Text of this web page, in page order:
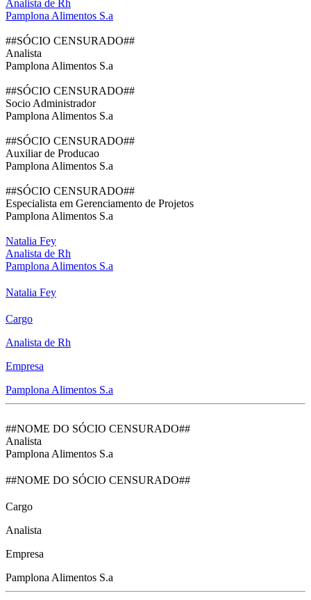
Analista de Rh
Pamplona Alimentos S.a
##SÓCIO CENSURADO##
Analista
Pamplona Alimentos S.a
##SÓCIO CENSURADO##
Socio Administrador
Pamplona Alimentos S.a
##SÓCIO CENSURADO##
Auxiliar de Producao
Pamplona Alimentos S.a
##SÓCIO CENSURADO##
Especialista em Gerenciamento de Projetos
Pamplona Alimentos S.a
Natalia Fey
Analista de Rh
Pamplona Alimentos S.a
Natalia Fey
Cargo
Analista de Rh
Empresa
Pamplona Alimentos S.a
##NOME DO SÓCIO CENSURADO##
Analista
Pamplona Alimentos S.a
##NOME DO SÓCIO CENSURADO##
Cargo
Analista
Empresa
Pamplona Alimentos S.a